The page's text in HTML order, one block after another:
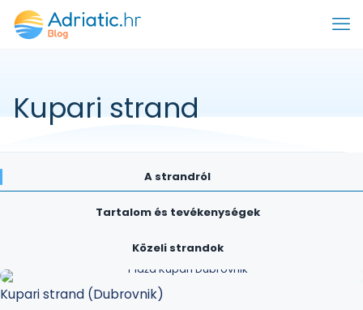
Kupari strand
A strandról
Tartalom és tevékenységek
Közeli strandok
Kupari strand (Dubrovnik)